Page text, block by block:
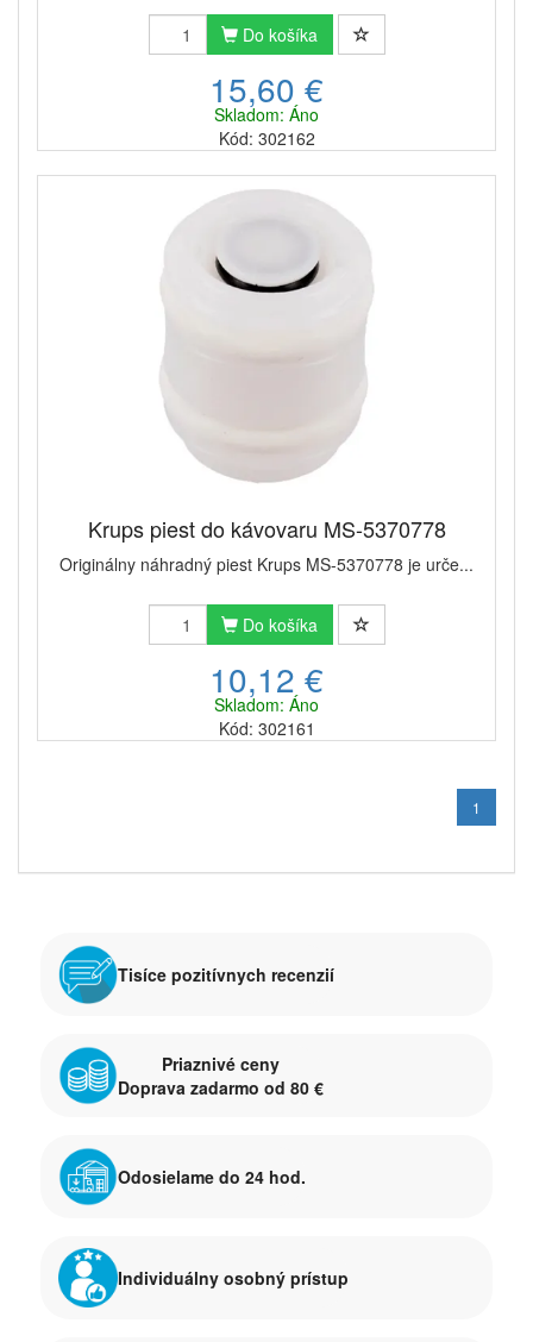
Do košíka
15,60 €
Skladom: Áno
Kód: 302162
Krups piest do kávovaru MS-5370778
Originálny náhradný piest Krups MS-5370778 je urče...
Do košíka
10,12 €
Skladom: Áno
Kód: 302161
1
Tisíce pozitívnych recenzií
Priaznivé ceny
Doprava zadarmo od 80 €
Odosielame do 24 hod.
Individuálny osobný prístup